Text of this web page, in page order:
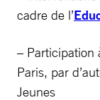
cadre de l’
– Participation
Paris, par
Jeunes